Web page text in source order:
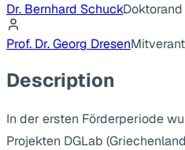
Dr. Bernhard SchuckDoktorand
Prof. Dr. Georg Dresen
Description
In der ersten Förderperiode
Projekten DGLab